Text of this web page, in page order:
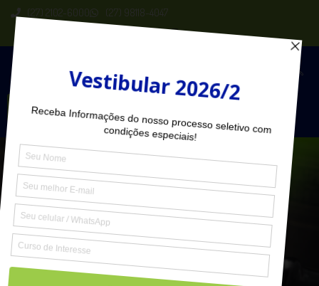
(27) 2102-6000 (27) 98118-4047
Seja Aluno
Direito